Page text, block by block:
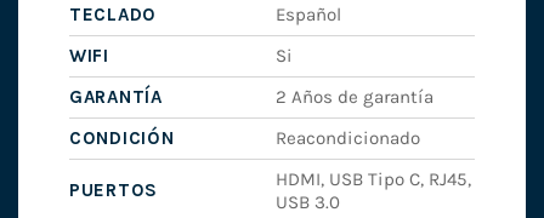
TECLADO
Español
WIFI
Si
GARANTÍA
2 Años de garantía
CONDICIÓN
Reacondicionado
PUERTOS
HDMI, USB Tipo C, RJ45,
USB 3.0